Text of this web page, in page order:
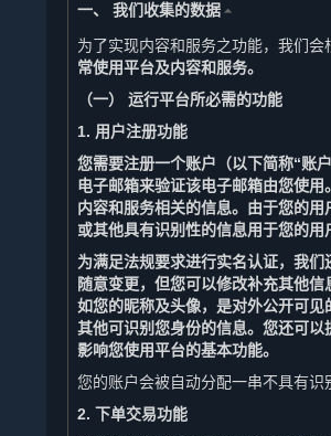
一、 我们收集的数据 ⏶
为了实现内容和服务之功能，我们会
常使用平台及内容和服务。
（一） 运行平台所必需的功能
1. 用户注册功能
您需要注册一个账户（以下简称“账
电子邮箱来验证该电子邮箱由您使
内容和服务相关的信息。由于您的
或其他具有识别性的信息用于您的用
为满足法规要求进行实名认证，我
随意变更，但您可以修改补充其他
如您的昵称及头像，是对外公开可
其他可识别您身份的信息。您还可
影响您使用平台的基本功能。
您的账户会被自动分配一串不具有识
2. 下单交易功能